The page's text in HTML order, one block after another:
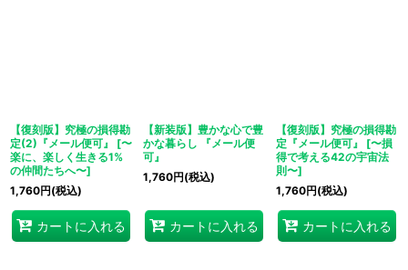
【復刻版】究極の損得勘
定(2)『メール便可』
[〜
楽に、楽しく生きる1%
の仲間たちへ〜]
1,760円(税込)
カートに入れる
【新装版】豊かな心で豊
かな暮らし 『メール便
可』
1,760円(税込)
カートに入れる
【復刻版】究極の損得勘
定『メール便可』
[〜損
得で考える42の宇宙法
則〜]
1,760円(税込)
カートに入れる